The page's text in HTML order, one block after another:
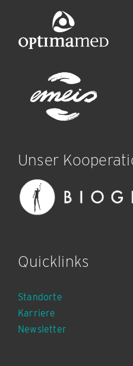
Unser
Quicklinks
Standorte
Karriere
Newsletter